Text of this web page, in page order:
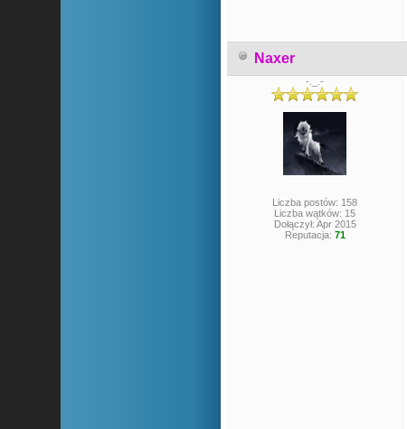
Naxer
-._.-
Liczba postów: 158
Liczba wątków: 15
Dołączył: Apr 2015
Reputacja: 71